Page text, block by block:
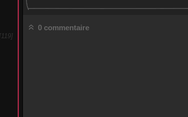
119
0 commentaire